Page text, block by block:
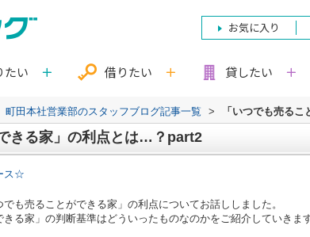
お気に入り
たい 借りたい 貸したい
町田本社営業部のスタッフブログ記事一覧 > 「いつでも売る
きる家」の利点とは…？part2
ス☆
も売ることができる家」の利点についてお話ししました。
きる家」の判断基準はどういったものなのかをご紹介していきます